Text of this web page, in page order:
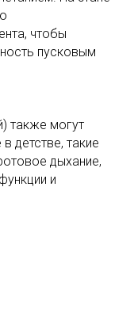
чтобы
пусковым
также могут
детстве, такие
дыхание,
и